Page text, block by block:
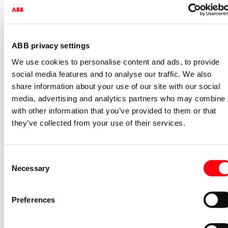
ABB privacy settings
We use cookies to personalise content and ads, to provide
social media features and to analyse our traffic. We also
share information about your use of our site with our social
media, advertising and analytics partners who may combine
with other information that you’ve provided to them or that
they’ve collected from your use of their services.
Selection
Necessary
Preferences
Gebruik
Geschikt voor bussysteem-
toetsaansluiting
Ja
Bevestigingswijze
Klembevestiging
Controlevenster/verlicht
Nee
Materiaal
Kunststof
Oppervlaktebescherming
Kleur